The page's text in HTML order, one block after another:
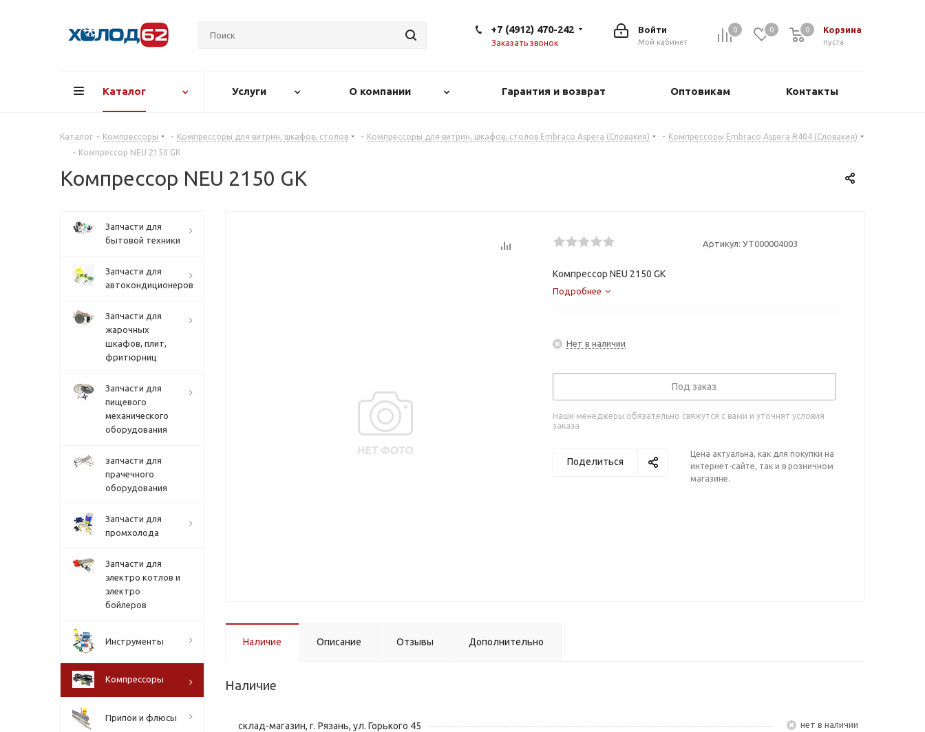
0 0 Корзина
0
пуста
0
Войти
Мой кабинет
+7 (4912) 470-242
Заказать звонок
Каталог Услуги О компании Гарантия и возврат Оптовикам Контакты
Каталог - Компрессоры - Компрессоры для витрин, шкафов, столов - Компрессоры для витрин, шкафов, столов Embraco Aspera (Словакия) - Компрессоры Embraco Aspera R404 (Словакия)
- Компрессор NEU 2150 GK
Компрессор NEU 2150 GK
Артикул: УТ000004003
Компрессор NEU 2150 GK
Подробнее
Нет в наличии
Под заказ
Наши менеджеры обязательно свяжутся с вами и уточнят условия
заказа
Поделиться
Цена актуальна, как для покупки на
интернет-сайте, так и в розничном
магазине.
Наличие Описание Отзывы Дополнительно
Наличие
склад-магазин, г. Рязань, ул. Горького 45 Нет в наличии
Запчасти для
бытовой техники
Запчасти для
автокондиционеров
Запчасти для
жарочных
шкафов, плит,
фритюрниц
Запчасти для
пищевого
механического
оборудования
запчасти для
прачечного
оборудования
Запчасти для
промхолода
Запчасти для
электро котлов и
электро
бойлеров
Инструменты
Компрессоры
Припои и флюсы